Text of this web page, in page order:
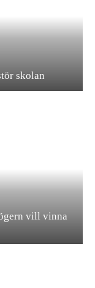
skolan
vill vinna